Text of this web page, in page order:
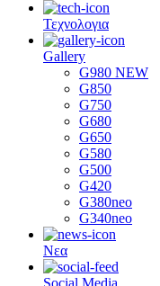
Τεχνολογια
Gallery
G980 NEW
G850
G750
G680
G650
G580
G500
G420
G380neo
G340neo
Νεα
Social Media